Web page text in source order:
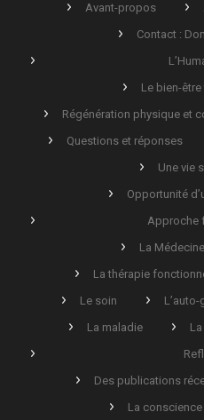
Avant-propos
Contact :
Le bien-
Régénération physique et
Questions et réponses
Une vie
Opportunité
Approche
La
La thérapie
Le soin
La maladie
Des publications
La conscience